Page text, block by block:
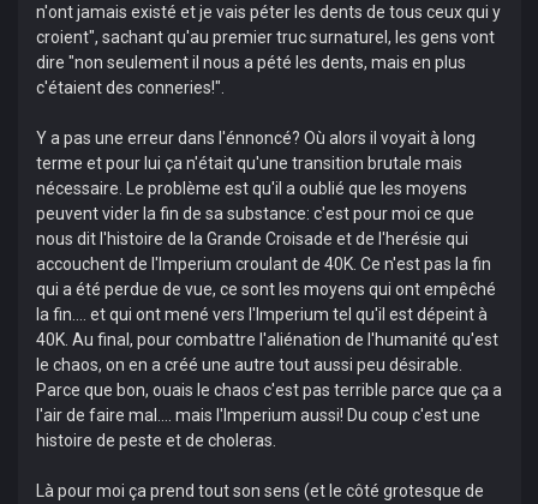
n'ont jamais existé et je vais péter les dents de tous ceux qui y
croient", sachant qu'au premier truc surnaturel, les gens vont
dire "non seulement il nous a pété les dents, mais en plus
c'étaient des conneries!".
Y a pas une erreur dans l'énnoncé? Où alors il voyait à long
terme et pour lui ça n'était qu'une transition brutale mais
nécessaire. Le problème est qu'il a oublié que les moyens
peuvent vider la fin de sa substance: c'est pour moi ce que
nous dit l'histoire de la Grande Croisade et de l'herésie qui
accouchent de l'Imperium croulant de 40K. Ce n'est pas la fin
qui a été perdue de vue, ce sont les moyens qui ont empêché
la fin.... et qui ont mené vers l'Imperium tel qu'il est dépeint à
40K. Au final, pour combattre l'aliénation de l'humanité qu'est
le chaos, on en a créé une autre tout aussi peu désirable.
Parce que bon, ouais le chaos c'est pas terrible parce que ça a
l'air de faire mal.... mais l'Imperium aussi! Du coup c'est une
histoire de peste et de choleras.
Là pour moi ça prend tout son sens (et le côté grotesque de